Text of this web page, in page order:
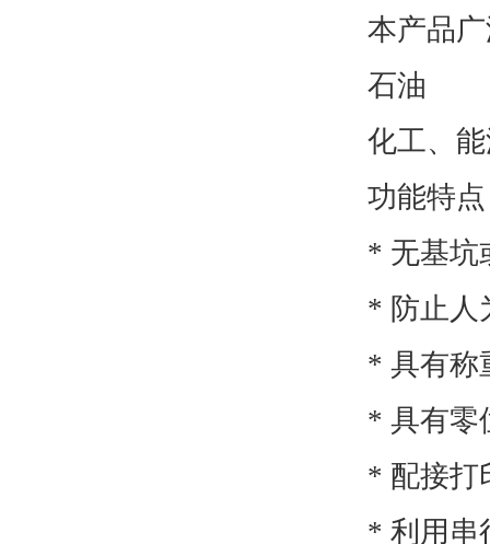
本产品
石油
化工、
功能特点
* 无基
* 防止
* 具有
* 具有
* 配接
* 利用串